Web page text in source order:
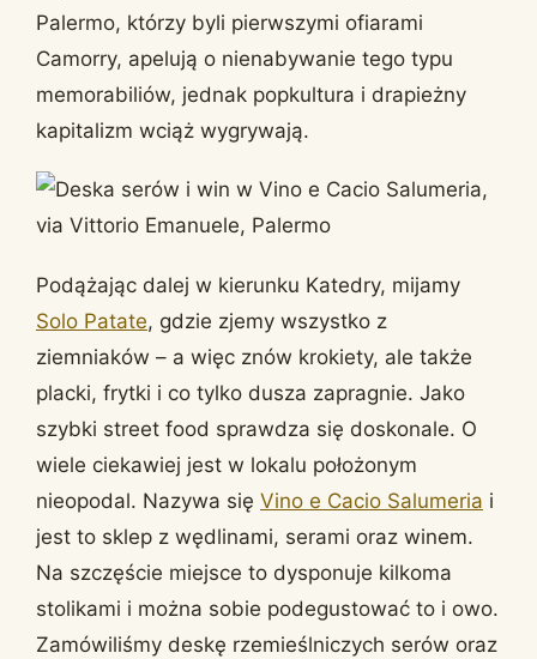
Palermo, którzy byli pierwszymi ofiarami
Camorry, apelują o nienabywanie tego typu
memorabiliów, jednak popkultura i drapieżny
kapitalizm wciąż wygrywają.
Podążając dalej w kierunku Katedry, mijamy
Solo Patate, gdzie zjemy wszystko z
ziemniaków – a więc znów krokiety, ale także
placki, frytki i co tylko dusza zapragnie. Jako
szybki street food sprawdza się doskonale. O
wiele ciekawiej jest w lokalu położonym
nieopodal. Nazywa się Vino e Cacio Salumeria i
jest to sklep z wędlinami, serami oraz winem.
Na szczęście miejsce to dysponuje kilkoma
stolikami i można sobie podegustować to i owo.
Zamówiliśmy deskę rzemieślniczych serów oraz